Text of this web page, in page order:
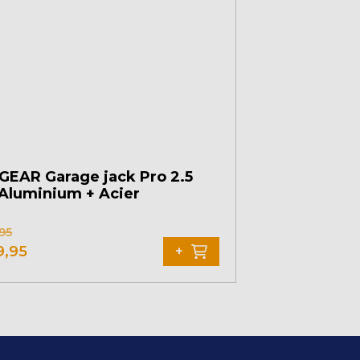
Garage jack Pro 2.5
+ Acier
Le
:
+